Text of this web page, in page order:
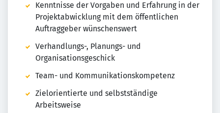
Kenntnisse der Vorgaben und Erfahrung in der
Projektabwicklung mit dem öffentlichen
Auftraggeber wünschenswert
Verhandlungs-, Planungs- und
Organisationsgeschick
Team- und Kommunikationskompetenz
Zielorientierte und selbstständige
Arbeitsweise